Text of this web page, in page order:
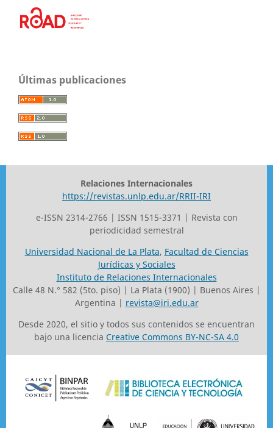
Últimas publicaciones
Relaciones Internacionales
https://revistas.unlp.edu.ar/RRII-IRI
e-ISSN 2314-2766 | ISSN 1515-3371 | Revista con
periodicidad semestral
Universidad Nacional de La Plata, Facultad de Ciencias
Jurídicas y Sociales
Instituto de Relaciones Internacionales
Calle 48 N.° 582 (5to. piso) | La Plata (1900) | Buenos Aires |
Argentina | revista@iri.edu.ar
Desde 2020, el sitio y todos sus contenidos se encuentran
bajo una licencia Creative Commons BY-NC-SA 4.0